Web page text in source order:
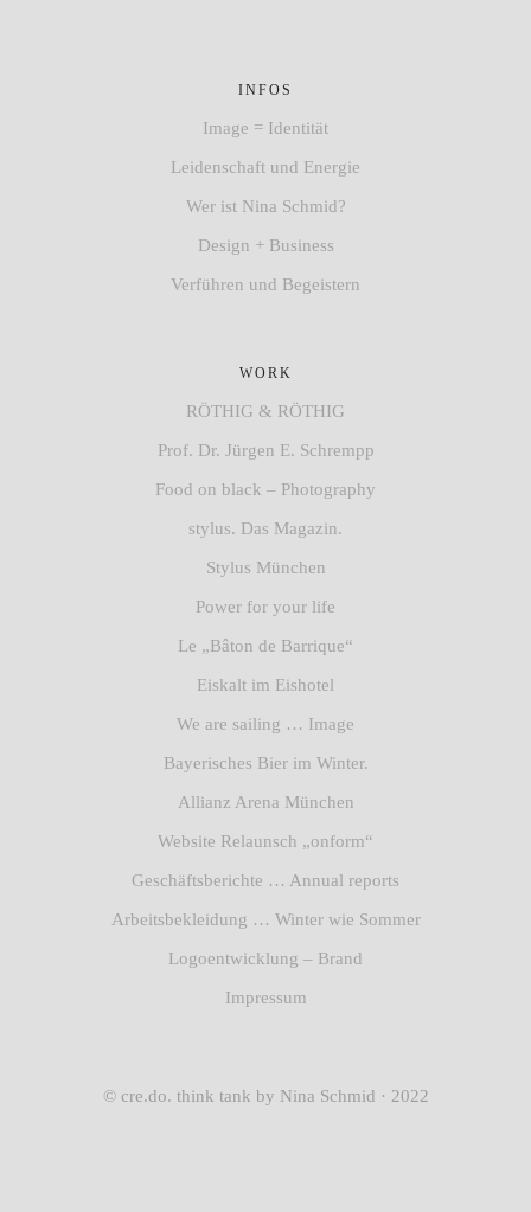
INFOS
Image = Identität
Leidenschaft und Energie
Wer ist Nina Schmid?
Design + Business
Verführen und Begeistern
WORK
RÖTHIG & RÖTHIG
Prof. Dr. Jürgen E. Schrempp
Food on black – Photography
stylus. Das Magazin.
Stylus München
Power for your life
Le „Bâton de Barrique“
Eiskalt im Eishotel
We are sailing … Image
Bayerisches Bier im Winter.
Allianz Arena München
Website Relaunsch „onform“
Geschäftsberichte … Annual reports
Arbeitsbekleidung … Winter wie Sommer
Logoentwicklung – Brand
Impressum
© cre.do. think tank by Nina Schmid · 2022